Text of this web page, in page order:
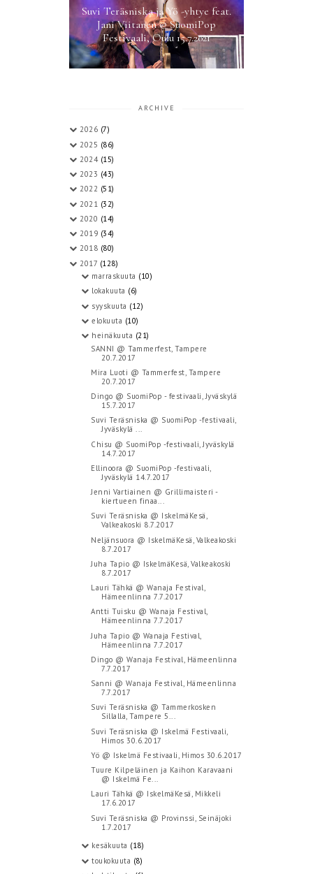
Suvi Teräsniska ja Yö -yhtye feat.
Jani Viitanen @ SuomiPop
Festivaali, Oulu 15.7.2021
ARCHIVE
2026 (7)
2025 (86)
2024 (15)
2023 (43)
2022 (51)
2021 (32)
2020 (14)
2019 (34)
2018 (80)
2017 (128)
marraskuuta (10)
lokakuuta (6)
syyskuuta (12)
elokuuta (10)
heinäkuuta (21)
SANNI @ Tammerfest, Tampere
20.7.2017
Mira Luoti @ Tammerfest, Tampere
20.7.2017
Dingo @ SuomiPop - festivaali, Jyväskylä
15.7.2017
Suvi Teräsniska @ SuomiPop -festivaali,
Jyväskylä ...
Chisu @ SuomiPop -festivaali, Jyväskylä
14.7.2017
Ellinoora @ SuomiPop -festivaali,
Jyväskylä 14.7.2017
Jenni Vartiainen @ Grillimaisteri -
kiertueen finaa...
Suvi Teräsniska @ IskelmäKesä,
Valkeakoski 8.7.2017
Neljänsuora @ IskelmäKesä, Valkeakoski
8.7.2017
Juha Tapio @ IskelmäKesä, Valkeakoski
8.7.2017
Lauri Tähkä @ Wanaja Festival,
Hämeenlinna 7.7.2017
Antti Tuisku @ Wanaja Festival,
Hämeenlinna 7.7.2017
Juha Tapio @ Wanaja Festival,
Hämeenlinna 7.7.2017
Dingo @ Wanaja Festival, Hämeenlinna
7.7.2017
Sanni @ Wanaja Festival, Hämeenlinna
7.7.2017
Suvi Teräsniska @ Tammerkosken
Sillalla, Tampere 5...
Suvi Teräsniska @ Iskelmä Festivaali,
Himos 30.6.2017
Yö @ Iskelmä Festivaali, Himos 30.6.2017
Tuure Kilpeläinen ja Kaihon Karavaani
@ Iskelmä Fe...
Lauri Tähkä @ IskelmäKesä, Mikkeli
17.6.2017
Suvi Teräsniska @ Provinssi, Seinäjoki
1.7.2017
kesäkuuta (18)
toukokuuta (8)